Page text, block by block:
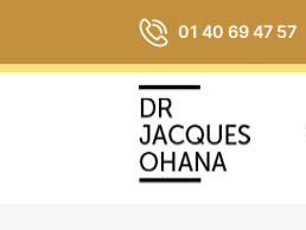
01 40 69 47 57